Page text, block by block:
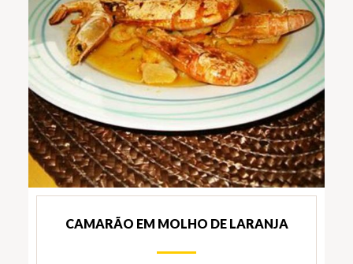
CAMARÃO EM MOLHO DE LARANJA